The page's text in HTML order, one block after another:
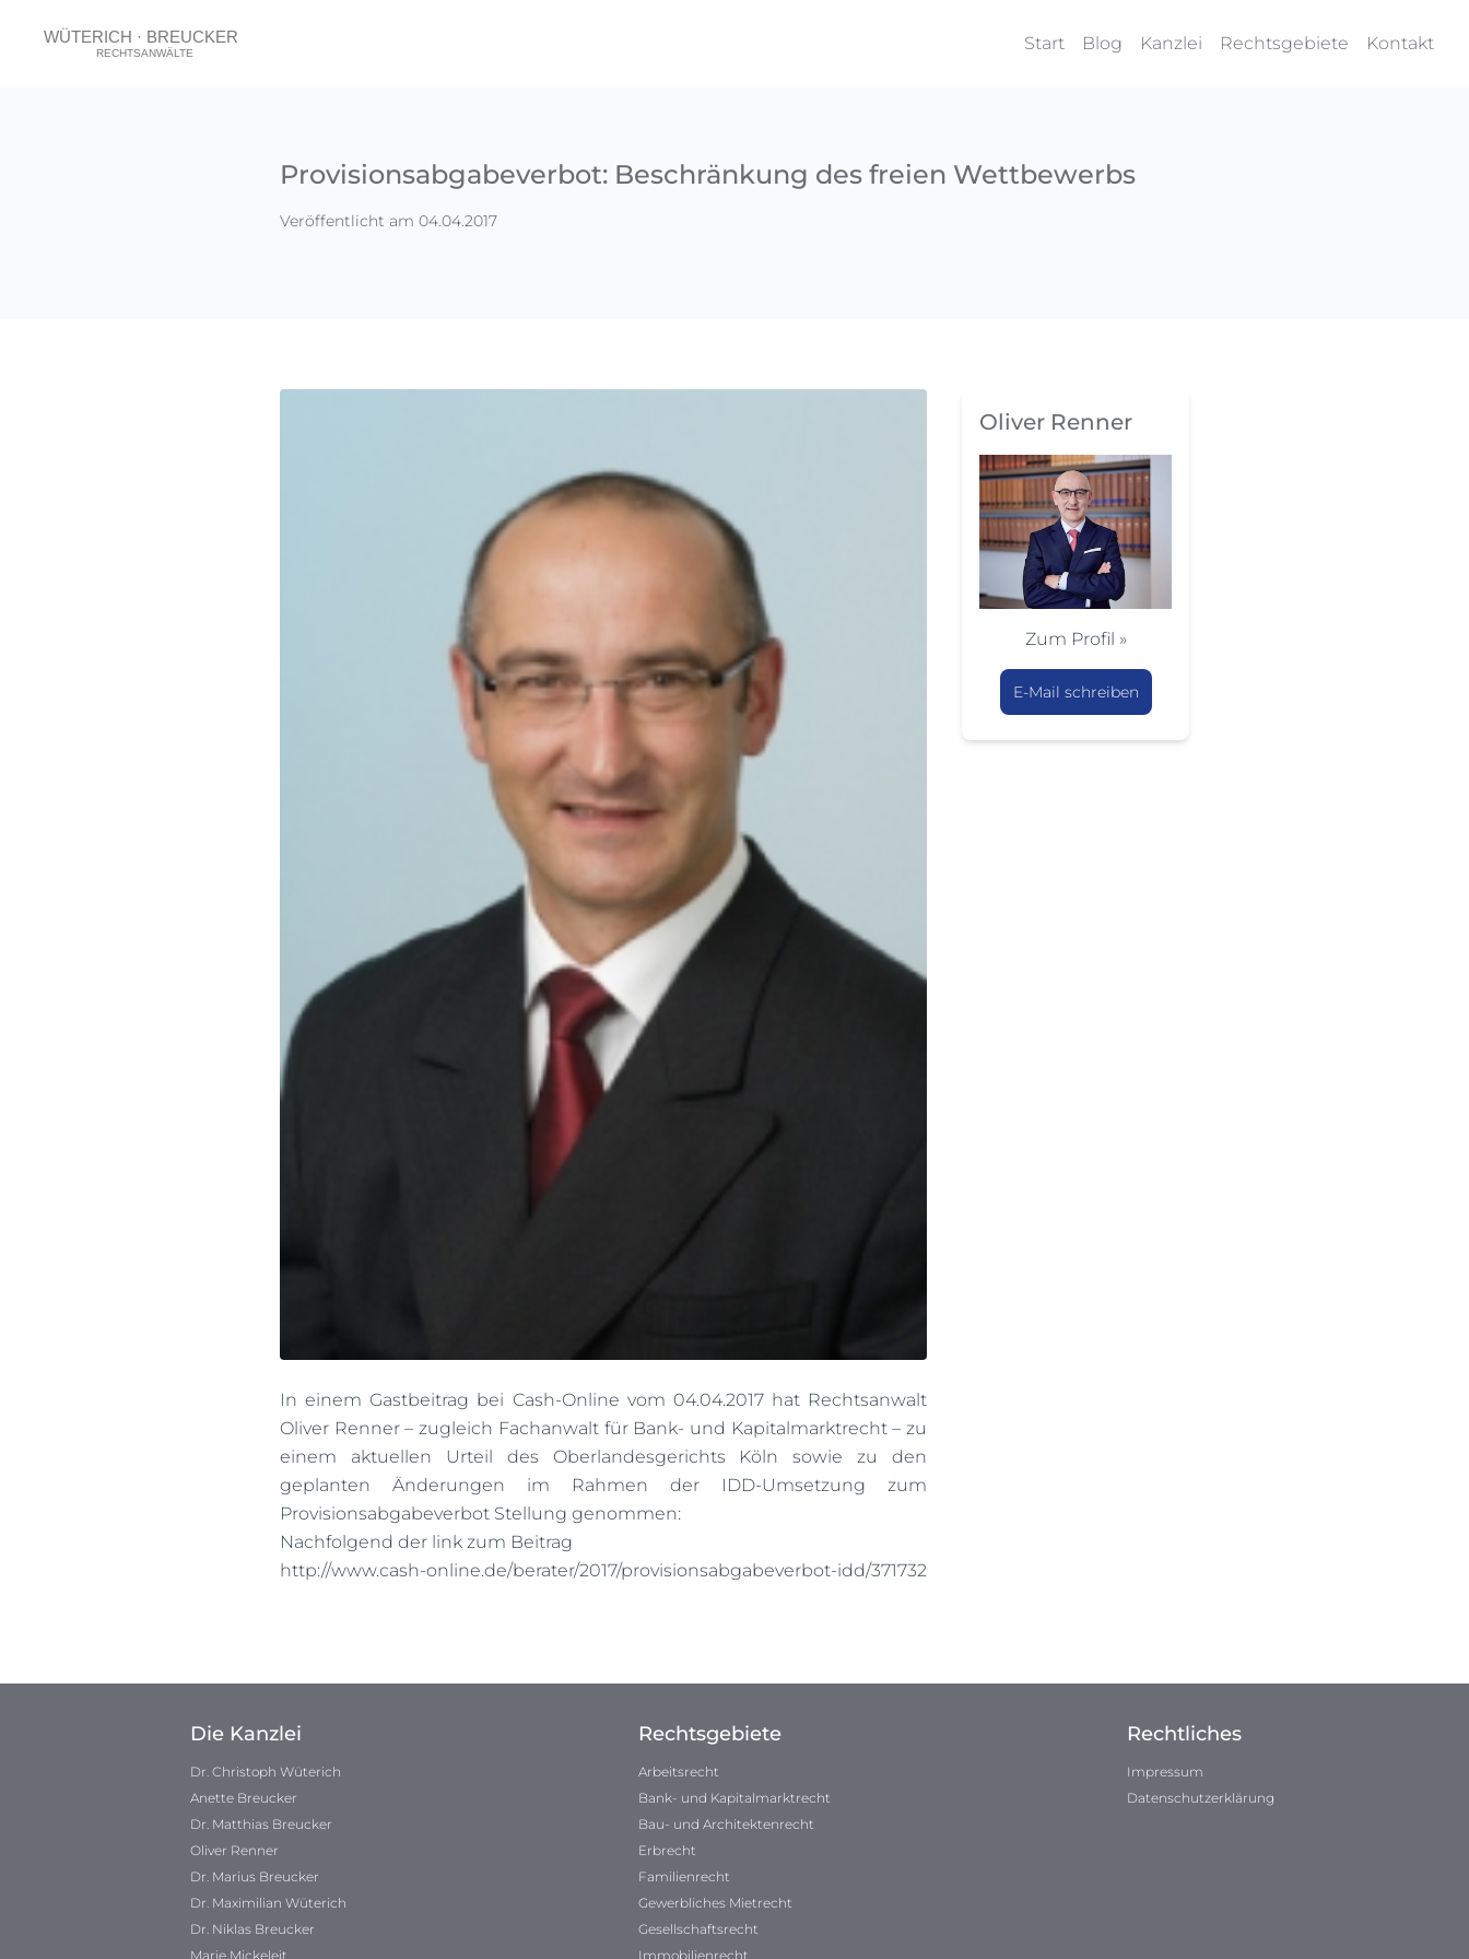
Start Blog Kanzlei Rechtsgebiete Kontakt
Provisionsabgabeverbot: Beschränkung des freien Wettbewerbs
Veröffentlicht am 04.04.2017
In einem Gastbeitrag bei Cash-Online vom 04.04.2017 hat Rechtsanwalt
Oliver Renner – zugleich Fachanwalt für Bank- und Kapitalmarktrecht – zu
einem aktuellen Urteil des Oberlandesgerichts Köln sowie zu den
geplanten Änderungen im Rahmen der IDD-Umsetzung zum
Provisionsabgabeverbot Stellung genommen:
Nachfolgend der link zum Beitrag
http://www.cash-online.de/berater/2017/provisionsabgabeverbot-idd/371732
Oliver Renner
Zum Profil »
E-Mail schreiben
Die Kanzlei
Dr. Christoph Wüterich
Anette Breucker
Dr. Matthias Breucker
Oliver Renner
Dr. Marius Breucker
Dr. Maximilian Wüterich
Dr. Niklas Breucker
Marie Mickeleit
Rechtsgebiete
Arbeitsrecht
Bank- und Kapitalmarktrecht
Bau- und Architektenrecht
Erbrecht
Familienrecht
Gewerbliches Mietrecht
Gesellschaftsrecht
Immobilienrecht
Rechtliches
Impressum
Datenschutzerklärung